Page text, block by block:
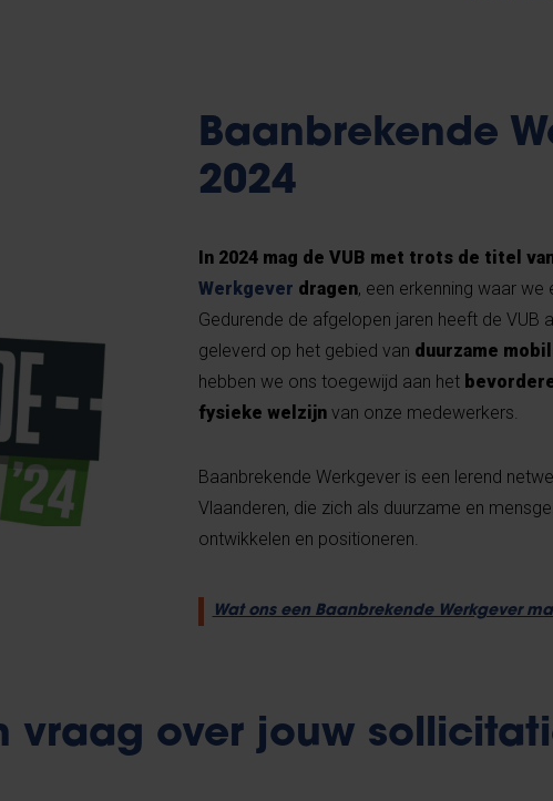
Baanbrekende
2024
In 2024 mag de VUB met trots de titel
Werkgever dragen, een erkenning waar we
Gedurende de afgelopen jaren heeft de VUB
geleverd op het gebied van duurzame
hebben we ons toegewijd aan het
fysieke welzijnvan onze medewerkers.
Baanbrekende Werkgever is een lerend
Vlaanderen, die zich als duurzame en
ontwikkelen en positioneren.
Wat ons een Baanbrekende Werkgever
vraag over jouw